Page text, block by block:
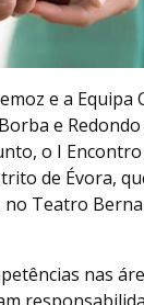
e a Equipa
e
o I Encontro
de Évora,
no Teatro
nas